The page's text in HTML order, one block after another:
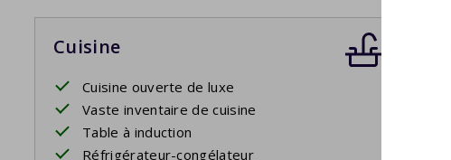
Cuisine
Cuisine ouverte de luxe
Vaste inventaire de cuisine
Table à induction
Réfrigérateur-congélateur